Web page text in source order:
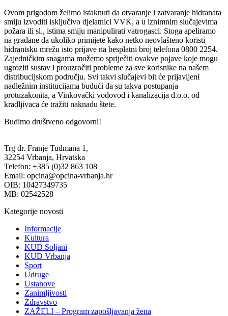
Ovom prigodom želimo istaknuti da otvaranje i zatvaranje hidranata
smiju izvoditi isključivo djelatnici VVK, a u iznimnim slučajevima
požara ili sl., istima smiju manipulirati vatrogasci. Stoga apeliramo
na građane da ukoliko primijete kako netko neovlašteno koristi
hidrantsku mrežu isto prijave na besplatni broj telefona 0800 2254.
Zajedničkim snagama možemo spriječiti ovakve pojave koje mogu
ugroziti sustav i prouzročiti probleme za sve korisnike na našem
distribucijskom području. Svi takvi slučajevi bit će prijavljeni
nadležnim institucijama budući da su takva postupanja
protuzakonita, a Vinkovački vodovod i kanalizacija d.o.o. od
kradljivaca će tražiti naknadu štete.
Budimo društveno odgovorni!
Trg dr. Franje Tuđmana 1,
32254 Vrbanja, Hrvatska
Telefon: +385 (0)32 863 108
Email: opcina@opcina-vrbanja.hr
OIB: 10427349735
MB: 02542528
Kategorije novosti
Informacije
Kultura
KUD Soljani
KUD Vrbanja
Sport
Udruge
Ustanove
Zanimljivosti
Zdravstvo
ZAŽELI – Program zapošljavanja žena